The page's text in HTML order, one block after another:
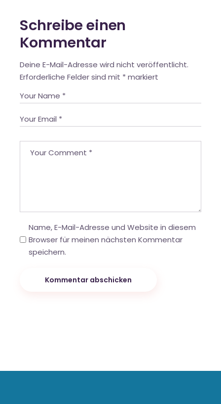
Schreibe einen
Kommentar
Deine E-Mail-Adresse wird nicht veröffentlicht.
Erforderliche Felder sind mit * markiert
Name, E-Mail-Adresse und Website in diesem
Browser für meinen nächsten Kommentar
speichern.
Kommentar abschicken